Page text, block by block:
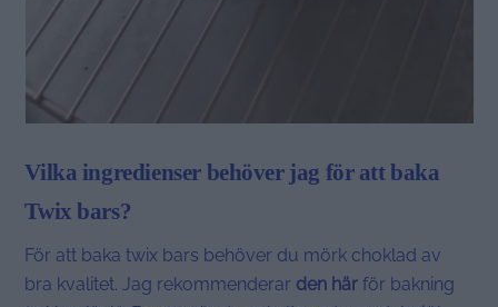
Vilka ingredienser behöver jag för att baka
Twix bars?
För att baka twix bars behöver du mörk choklad av
bra kvalitet. Jag rekommenderar den här för bakning